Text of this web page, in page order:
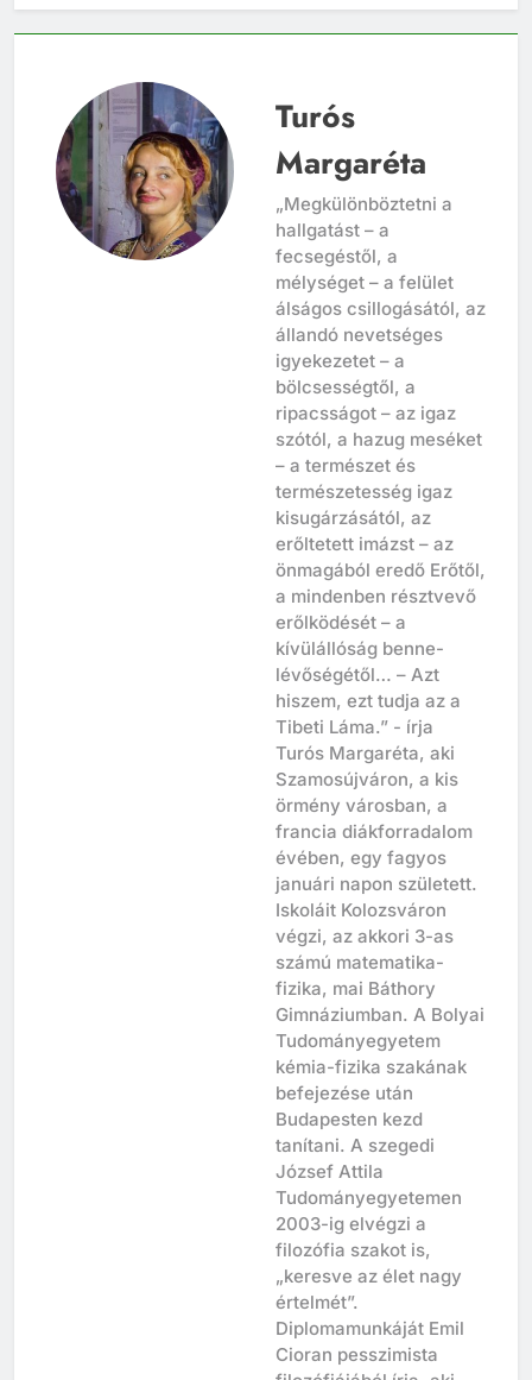
Turós
Margaréta
„Megkülönböztetni a
hallgatást – a
fecsegéstől, a
mélységet – a felület
álságos csillogásától, az
állandó nevetséges
igyekezetet – a
bölcsességtől, a
ripacsságot – az igaz
szótól, a hazug meséket
– a természet és
természetesség igaz
kisugárzásától, az
erőltetett imázst – az
önmagából eredő Erőtől,
a mindenben résztvevő
erőlködését – a
kívülállóság benne-
lévőségétől… – Azt
hiszem, ezt tudja az a
Tibeti Láma.” - írja
Turós Margaréta, aki
Szamosújváron, a kis
örmény városban, a
francia diákforradalom
évében, egy fagyos
januári napon született.
Iskoláit Kolozsváron
végzi, az akkori 3-as
számú matematika-
fizika, mai Báthory
Gimnáziumban. A Bolyai
Tudományegyetem
kémia-fizika szakának
befejezése után
Budapesten kezd
tanítani. A szegedi
József Attila
Tudományegyetemen
2003-ig elvégzi a
filozófia szakot is,
„keresve az élet nagy
értelmét”.
Diplomamunkáját Emil